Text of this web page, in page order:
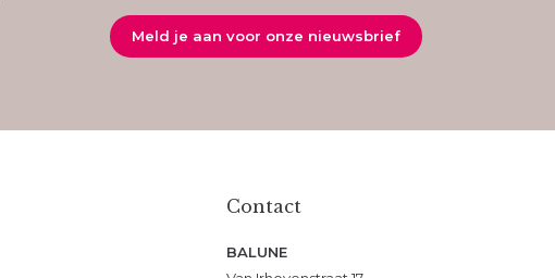
Meld je aan voor onze nieuwsbrief
Contact
BALUNE